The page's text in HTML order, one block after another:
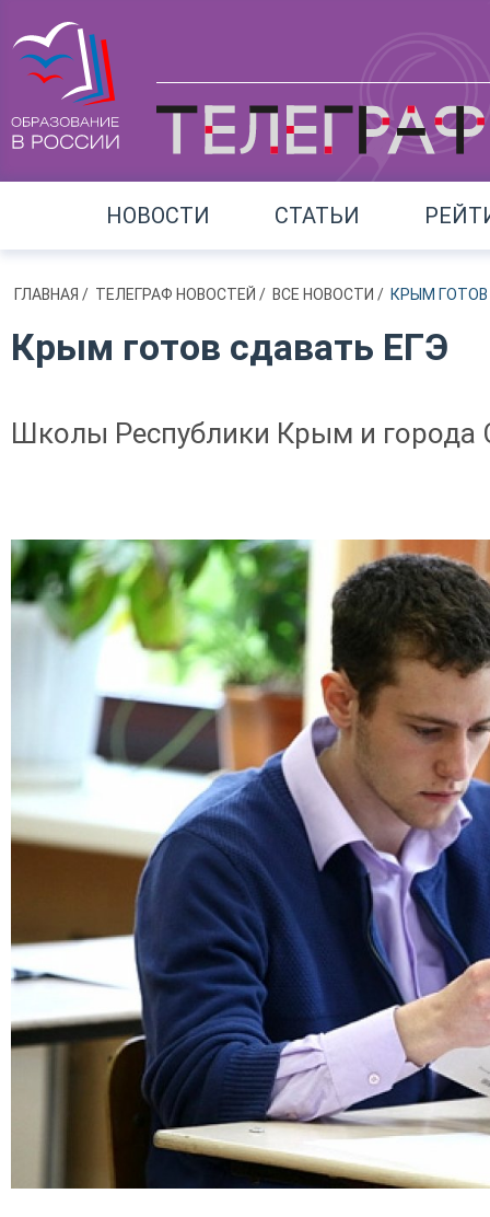
НОВОСТИ СТАТЬИ
ГЛАВНАЯ / ТЕЛЕГРАФ НОВОСТЕЙ / ВСЕ НОВОСТИ / КРЫМ
Крым готов сдавать ЕГЭ
Школы Республики Крым и города